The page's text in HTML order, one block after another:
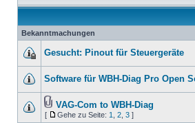
Bekanntmachungen
Gesucht: Pinout für Steuergeräte
Software für WBH-Diag Pro Open
VAG-Com to WBH-Diag
[ Gehe zu Seite: 1 2 3 ]